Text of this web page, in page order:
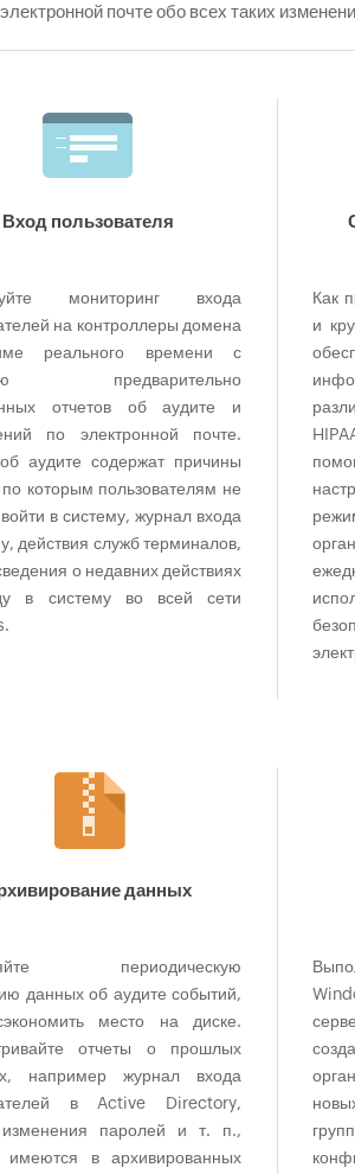
почте обо всех таких
Вход пользователя
мониторинг входа
на контроллеры домена
реального времени с
предварительно
отчетов об аудите и
по электронной почте.
аудите содержат причины
которым пользователям не
в систему, журнал входа
действия служб терминалов,
о недавних действиях
в систему во всей сети
Как
и
данных
периодическую
данных об аудите событий,
место на диске.
отчеты о прошлых
например журнал входа
в Active Directory,
паролей и т. п.,
имеются в архивированных